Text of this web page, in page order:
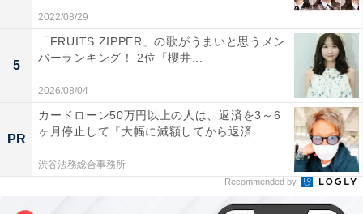
その上で、あらゆるポイントをしらみつぶしに捜査をし
て、断片的な情報を集めていき、やがて「真実」に辿り
着いていくという、「探偵もの」のツボを押さえた過程
にワクワクできるはず。離れた場所にいながらも主人公
の言葉を受けて行動する、同僚の女性警察官や、主人公
の娘といったサブキャラクターの行動も見逃せません。
2022/08/29
5
「FRUITS ZIPPER」の歌がうまいと思うメン
バーランキング！ 2位「櫻井...
2026/08/04
PR
カードローン50万円以上の人は、返済を3～6
ヶ月停止して『大幅に減額してから返済...
渋谷法務総合事務所
Recommended by